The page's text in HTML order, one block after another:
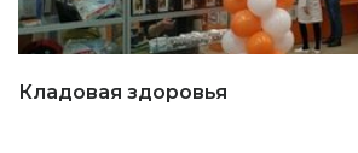
Кладовая здоровья